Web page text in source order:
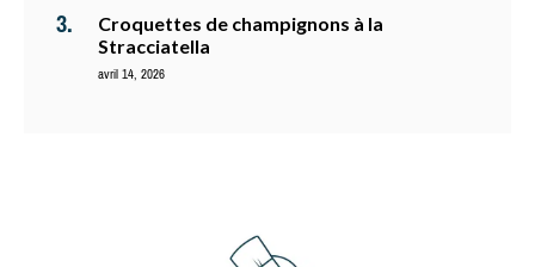
Croquettes de champignons à la
Stracciatella
avril 14, 2026